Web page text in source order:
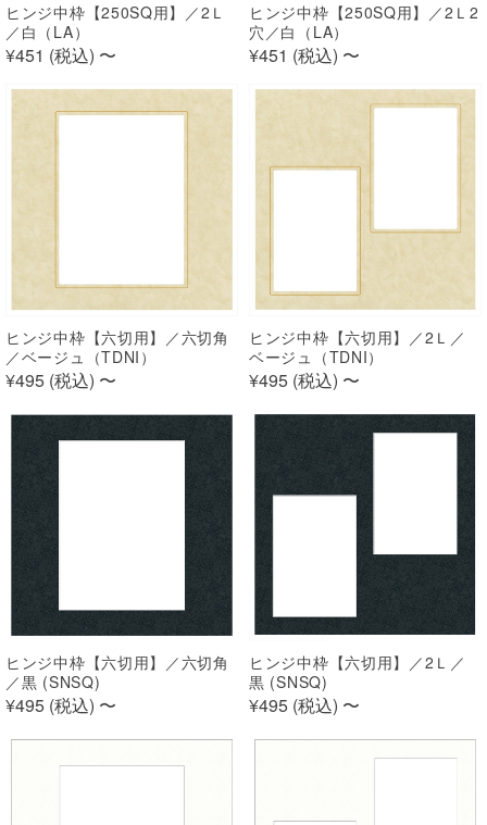
ヒンジ中枠【250SQ用】／2Ｌ
／白（LA）
¥451 (税込) 〜
ヒンジ中枠【250SQ用】／2Ｌ2
穴／白（LA）
¥451 (税込) 〜
ヒンジ中枠【六切用】／六切角
／ベージュ（TDNI）
¥495 (税込) 〜
ヒンジ中枠【六切用】／2Ｌ／
ベージュ（TDNI）
¥495 (税込) 〜
ヒンジ中枠【六切用】／六切角
／黒 (SNSQ)
¥495 (税込) 〜
ヒンジ中枠【六切用】／2Ｌ／
黒 (SNSQ)
¥495 (税込) 〜